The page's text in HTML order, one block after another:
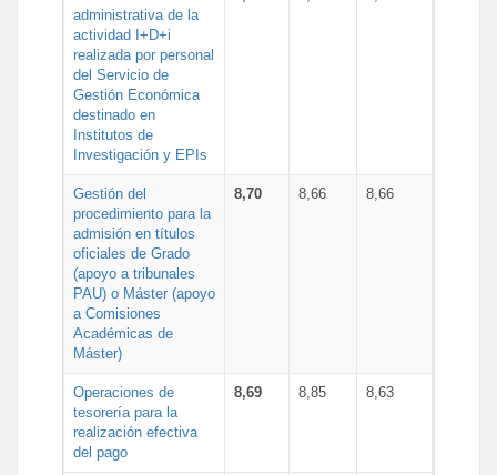
administrativa de la
actividad I+D+i
realizada por personal
del Servicio de
Gestión Económica
destinado en
Institutos de
Investigación y EPIs
Gestión del
procedimiento para la
admisión en títulos
oficiales de Grado
(apoyo a tribunales
PAU) o Máster (apoyo
a Comisiones
Académicas de
Máster)
8,70 8,66 8,66
Operaciones de
tesorería para la
realización efectiva
del pago
8,69 8,85 8,63